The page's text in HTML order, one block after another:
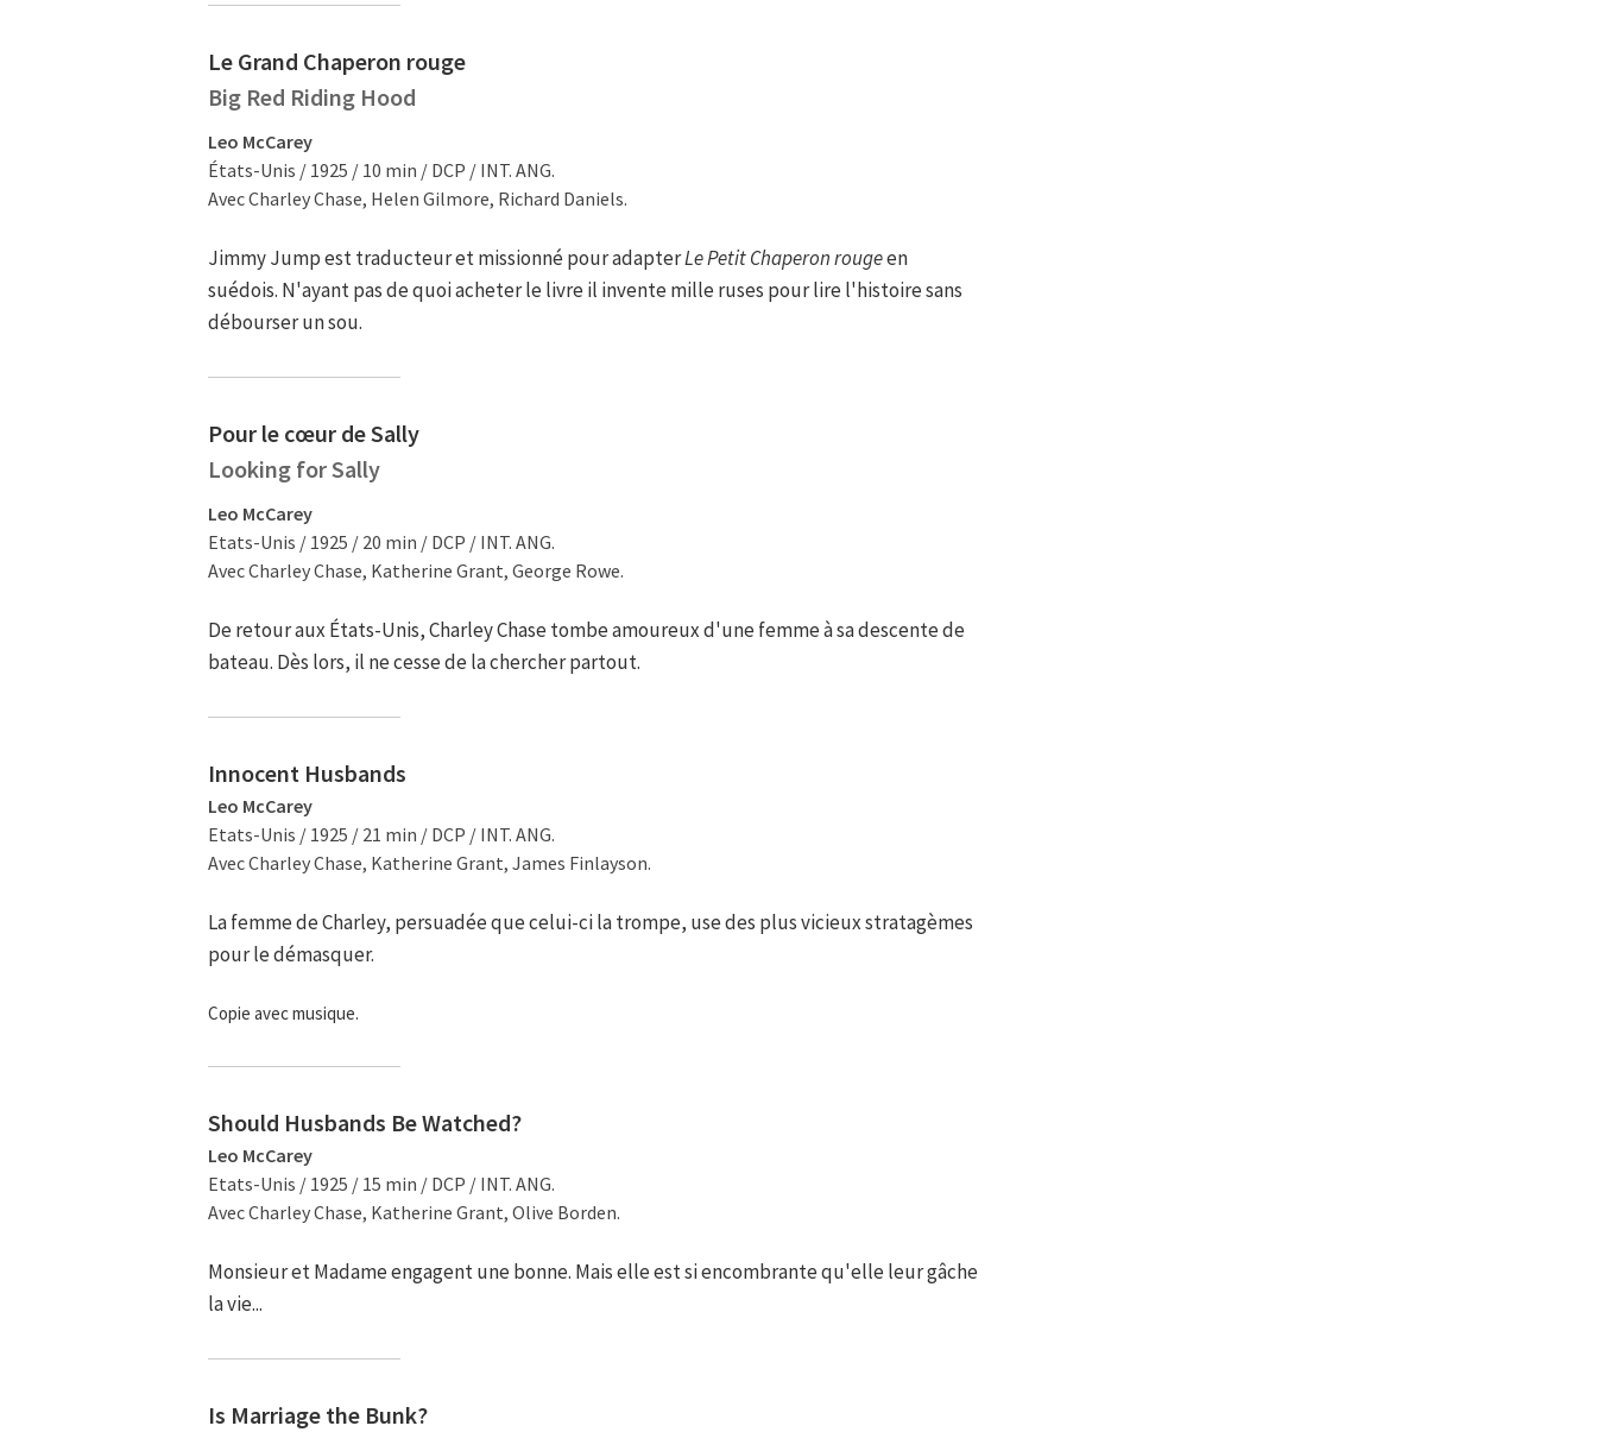
Le Grand Chaperon rouge
Big Red Riding Hood
Leo McCarey
États-Unis / 1925 / 10 min / DCP / INT. ANG.
Avec Charley Chase, Helen Gilmore, Richard Daniels.
Jimmy Jump est traducteur et missionné pour adapterLe Petit Chaperon rougeen
suédois. N'ayant pas de quoi acheter le livre il invente mille ruses pour lire l'histoire sans
débourser un sou.
Pour le cœur de Sally
Looking for Sally
Leo McCarey
Etats-Unis / 1925 / 20 min / DCP / INT. ANG.
Avec Charley Chase, Katherine Grant, George Rowe.
De retour aux États-Unis, Charley Chase tombe amoureux d'une femme à sa descente de
bateau. Dès lors, il ne cesse de la chercher partout.
Innocent Husbands
Leo McCarey
Etats-Unis / 1925 / 21 min / DCP / INT. ANG.
Avec Charley Chase, Katherine Grant, James Finlayson.
La femme de Charley, persuadée que celui-ci la trompe, use des plus vicieux stratagèmes
pour le démasquer.
Copie avec musique.
Should Husbands Be Watched?
Leo McCarey
Etats-Unis / 1925 / 15 min / DCP / INT. ANG.
Avec Charley Chase, Katherine Grant, Olive Borden.
Monsieur et Madame engagent une bonne. Mais elle est si encombrante qu'elle leur gâche
la vie...
Is Marriage the Bunk?